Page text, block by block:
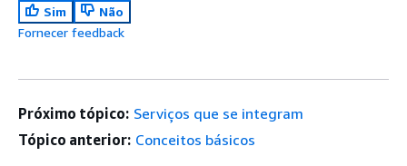
Sim
Não
Fornecer feedback
Próximo tópico: Serviços que se integram
Tópico anterior: Conceitos básicos